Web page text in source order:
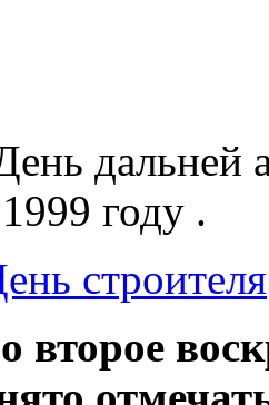
году .
строителя
второе